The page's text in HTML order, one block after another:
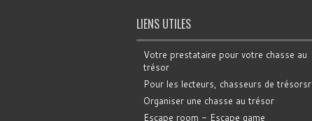
LIENS UTILES
Votre prestataire pour votre chasse au
trésor
Pour les lecteurs, chasseurs de trésorsr
Organiser une chasse au trésor
Escape room - Escape game